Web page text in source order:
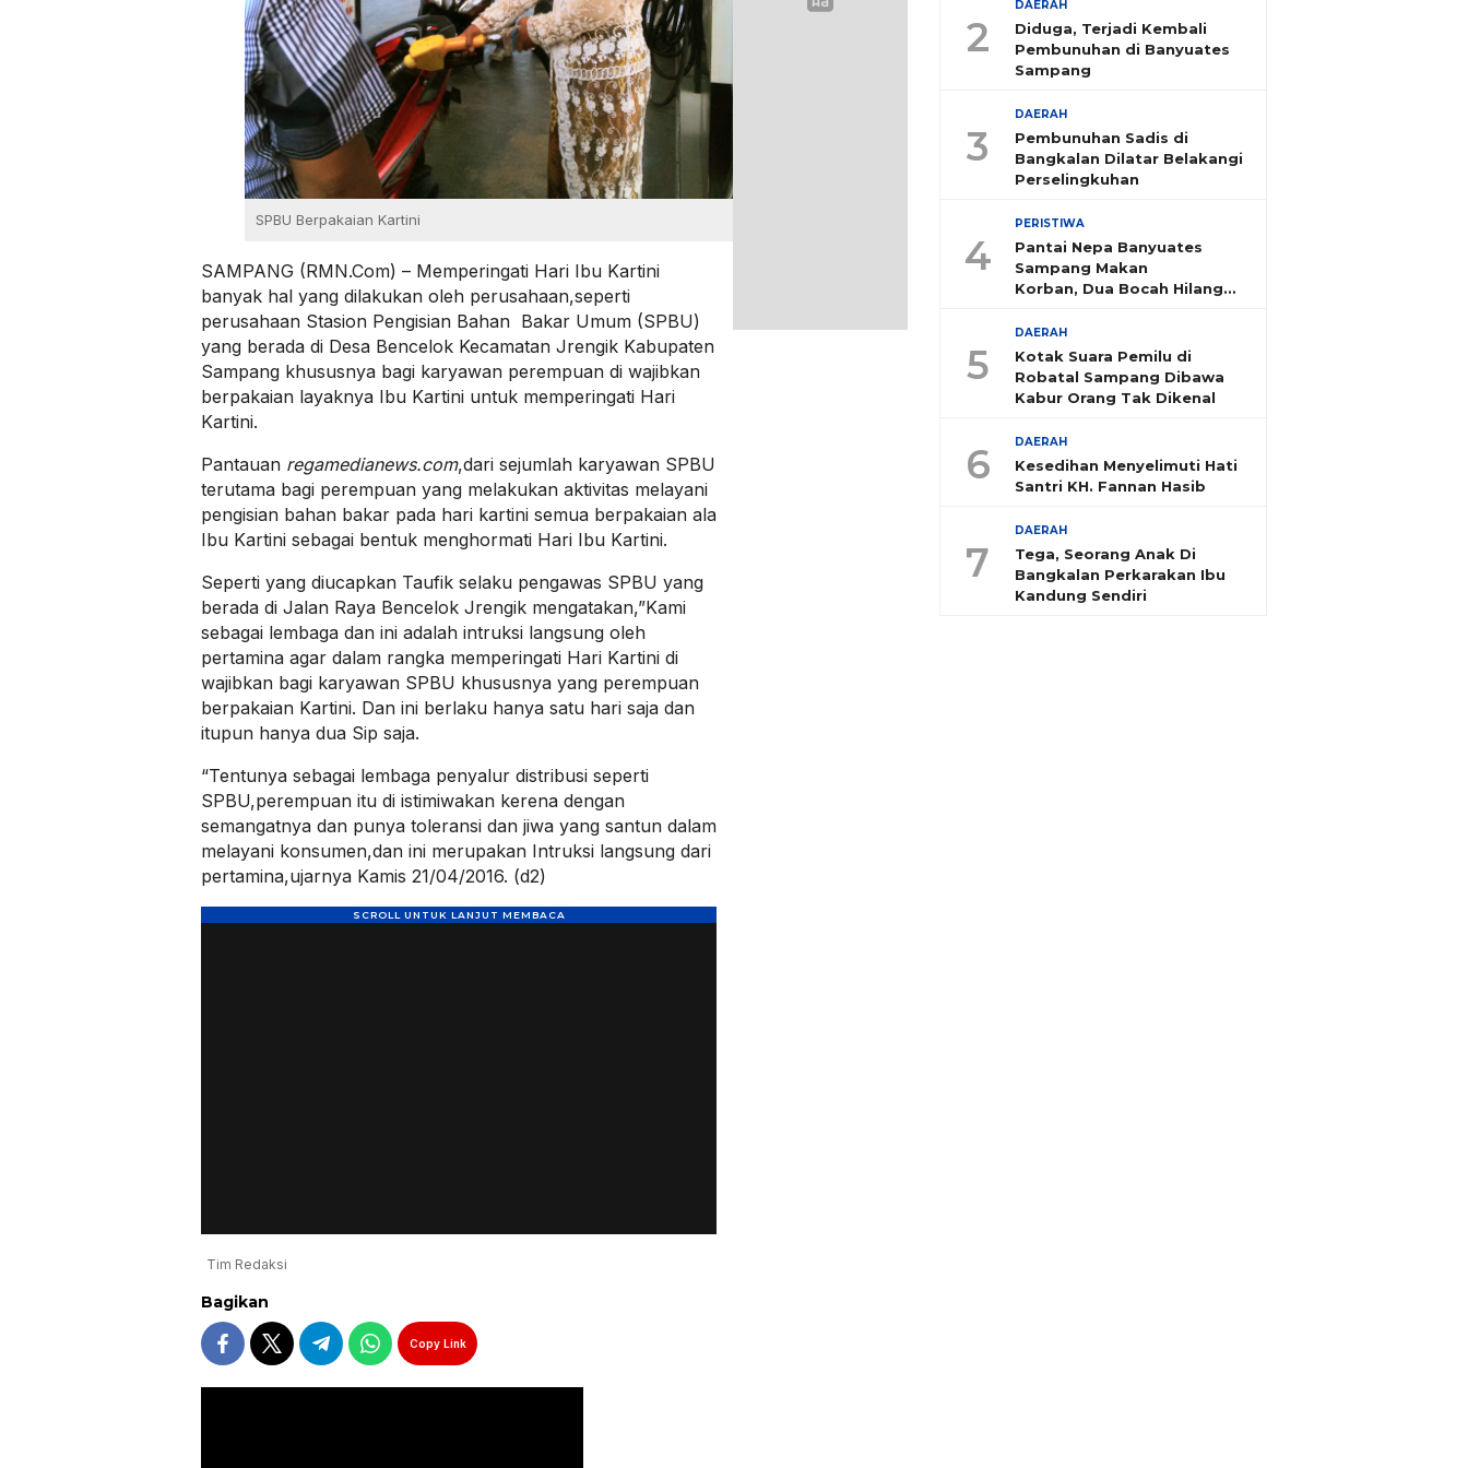
SPBU Berpakaian Kartini
SAMPANG (RMN.Com) – Memperingati Hari Ibu Kartini
banyak hal yang dilakukan oleh perusahaan,seperti
perusahaan Stasion Pengisian Bahan Bakar Umum (SPBU)
yang berada di Desa Bencelok Kecamatan Jrengik Kabupaten
Sampang khususnya bagi karyawan perempuan di wajibkan
berpakaian layaknya Ibu Kartini untuk memperingati Hari
Kartini.
Pantauan regamedianews.com,dari sejumlah karyawan SPBU
terutama bagi perempuan yang melakukan aktivitas melayani
pengisian bahan bakar pada hari kartini semua berpakaian ala
Ibu Kartini sebagai bentuk menghormati Hari Ibu Kartini.
Seperti yang diucapkan Taufik selaku pengawas SPBU yang
berada di Jalan Raya Bencelok Jrengik mengatakan,”Kami
sebagai lembaga dan ini adalah intruksi langsung oleh
pertamina agar dalam rangka memperingati Hari Kartini di
wajibkan bagi karyawan SPBU khususnya yang perempuan
berpakaian Kartini. Dan ini berlaku hanya satu hari saja dan
itupun hanya dua Sip saja.
“Tentunya sebagai lembaga penyalur distribusi seperti
SPBU,perempuan itu di istimiwakan kerena dengan
semangatnya dan punya toleransi dan jiwa yang santun dalam
melayani konsumen,dan ini merupakan Intruksi langsung dari
pertamina,ujarnya Kamis 21/04/2016. (d2)
Tim Redaksi
Bagikan
Copy Link
2
DAERAH
Diduga, Terjadi Kembali
Pembunuhan di Banyuates
Sampang
3
DAERAH
Pembunuhan Sadis di
Bangkalan Dilatar Belakangi
Perselingkuhan
4
PERISTIWA
Pantai Nepa Banyuates
Sampang Makan
Korban, Dua Bocah Hilang
5
DAERAH
Kotak Suara Pemilu di
Robatal Sampang Dibawa
Kabur Orang Tak Dikenal
6 DAERAH
Kesedihan Menyelimuti Hati
Santri KH. Fannan Hasib
7
DAERAH
Tega, Seorang Anak Di
Bangkalan Perkarakan Ibu
Kandung Sendiri